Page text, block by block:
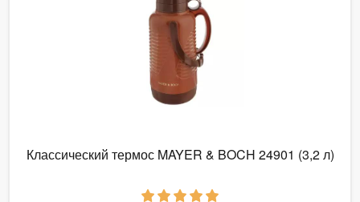
Классический термос MAYER & BOCH 24901 (3,2 л)